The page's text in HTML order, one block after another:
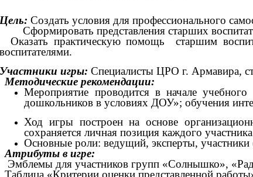
Создать условия для профессионального
представления старших
практическую помощь старшим
игры: Специалисты ЦРО г. Армавира,
Методические рекомендации:
Мероприятие проводится в начале
дошкольников в условиях ДОУ»; обучения
Ход игры построен на основе
сохраняется личная позиция каждого
Основные роли: ведущий, эксперты,
Атрибуты в игре:
Эмблемы для участников групп «Солнышко»,
Таблица «Критерии оценки представленной